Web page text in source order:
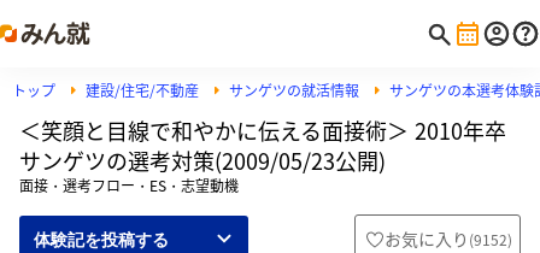
トップ 建設/住宅/不動産 サンゲツの就活情報 サンゲツの本選考体験
＜笑顔と目線で和やかに伝える面接術＞ 2010年卒
サンゲツの選考対策(2009/05/23公開)
面接・選考フロー・ES・志望動機
体験記を投稿する お気に入り (9152)